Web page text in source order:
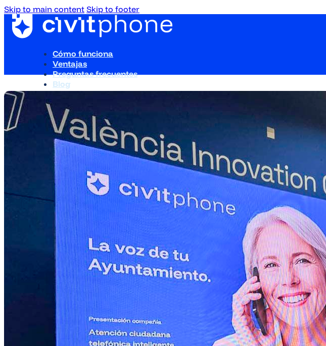
Skip to main content Skip to footer
Cómo funciona
Ventajas
Preguntas frecuentes
Blog
Contacto
Cómo funciona
Ventajas
Preguntas frecuentes
Contacto